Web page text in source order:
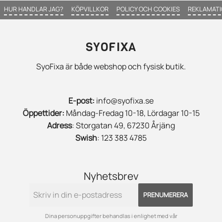
HUR HANDLAR JAG? KÖPVILLKOR POLICY OCH COOKIES
SYOFIXA
SyoFixa är både webshop och fysisk butik.
E-post: info@syofixa.se
Öppettider: Måndag-Fredag 10-18, Lördagar 10-15
Adress: Storgatan 49, 67230 Årjäng
Swish: 123 383 4785
Nyhetsbrev
PRENUMERERA
Dina personuppgifter behandlas i enlighet med vår